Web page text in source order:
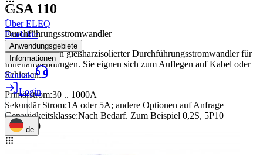
Über ELEQ
Produkte
Anwendungsgebiete
Informationen
Kontakt
Login
de
GSA 110
Durchführungsstromwandler
Der GSA ist ein gießharzisolierter Durchführungsstromwandler für
Innenanwendungen. Sie eignen sich zum Auflegen auf Kabel oder
Schienen.
Primärstrom:30 .. 1000A
Sekundär Strom:1A oder 5A; andere Optionen auf Anfrage
Genauigkeitsklasse:Nach Bedarf. Zum Beispiel 0,2S, 5P10
Max. ø60